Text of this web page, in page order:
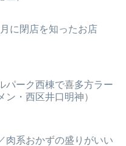
に閉店を知ったお店
パーク西棟で喜多方ラー
ン・西区井口明神）
肉系おかずの盛りがいい